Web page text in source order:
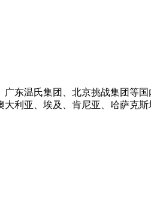
东温氏集团、北京挑战集团等
利亚、埃及、肯尼亚、哈萨克